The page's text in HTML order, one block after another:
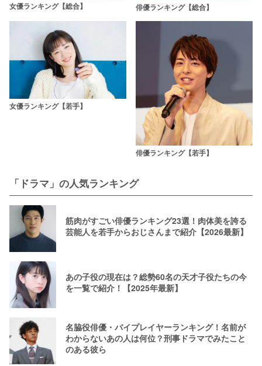
女優ランキング【総合】 俳優ランキング【総合】
女優ランキング【若手】
俳優ランキング【若手】
「ドラマ」の人気ランキング
筋肉がすごい俳優ランキング23選！肉体美を誇る
芸能人を若手からおじさんまで紹介【2026最新】
あの子役の現在は？総勢60名の天才子役たちの今
を一覧で紹介！【2025年最新】
名脇役俳優・バイプレイヤーランキング！名前が
わからないあの人は何位？刑事ドラマでみたこと
のある彼ら